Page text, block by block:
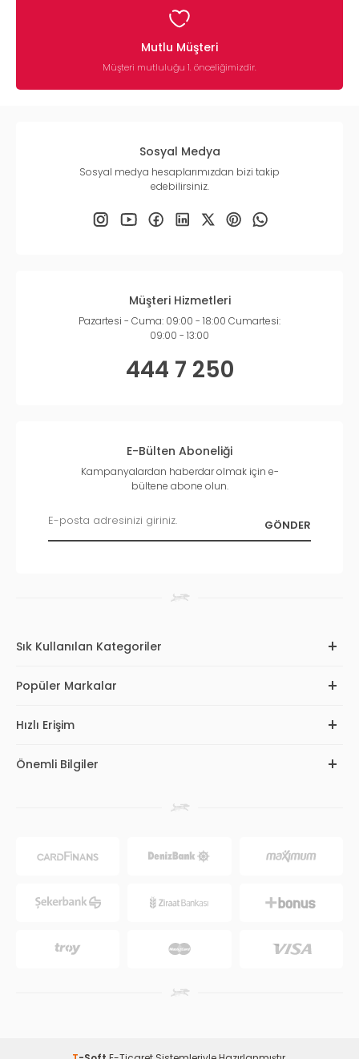
Mutlu Müşteri
Müşteri mutluluğu 1. önceliğimizdir.
Sosyal Medya
Sosyal medya hesaplarımızdan bizi takip
edebilirsiniz.
Müşteri Hizmetleri
Pazartesi - Cuma: 09:00 - 18:00 Cumartesi:
09:00 - 13:00
444 7 250
E-Bülten Aboneliği
Kampanyalardan haberdar olmak için e-
bültene abone olun.
Sık Kullanılan Kategoriler
Popüler Markalar
Hızlı Erişim
Önemli Bilgiler